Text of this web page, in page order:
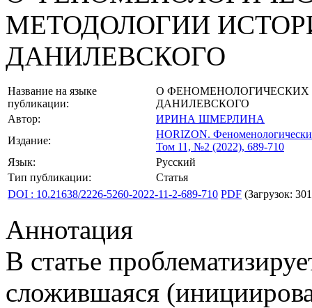
МЕТОДОЛОГИИ
ДАНИЛЕВСКОГО
Название на языке
публикации:
О ФЕНОМЕНОЛОГИЧЕСКИХ
ДАНИЛЕВСКОГО
Автор:
ИРИНА ШМЕРЛИНА
Издание:
HORIZON.
Том 11, №2 (2022), 689-710
Язык:
Русский
Тип публикации:
Статья
DOI : 10.21638/2226-5260-2022-11-2-689-710 PDF (Загрузок:
Аннотация
В статье
сложившаяся